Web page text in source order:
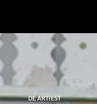
DE ARTIEST